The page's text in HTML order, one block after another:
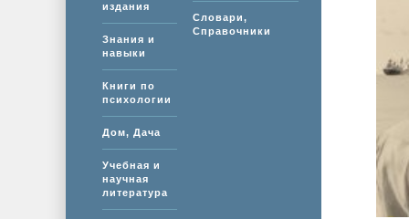
издания
Знания и
навыки
Книги по
психологии
Дом, Дача
Учебная и
научная
литература
Словари,
Справочники